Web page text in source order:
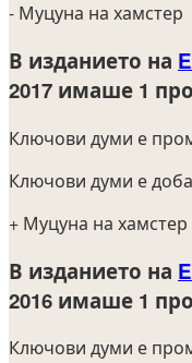
- Муцуна на хамстер
В изданието на
2017 имаше 1
Ключови думи е
Ключови думи е
+ Муцуна на хамстер
В изданието на
2016 имаше 1
Ключови думи е